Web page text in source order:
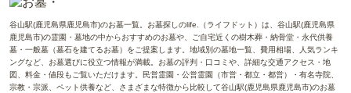
谷山駅(鹿児島県鹿児島市)のお墓一覧。お墓探しのlife.（ライフドット）は、谷山駅(鹿児島県
鹿児島市)の霊園・墓地の中からおすすめのお墓や、ご自宅近くの樹木葬・納骨堂・永代供養
墓・一般墓（墓石を建てるお墓）をご提案します。地域別の墓地一覧、費用相場、人気ランキ
ングなど、お墓選びに役立つ情報が満載。お墓の評判・口コミや、詳細な交通アクセス・地
図、料金・値段もご覧いただけます。民営霊園・公営霊園（市営・都立・都営）・有名寺院、
宗教・宗派、ペット供養など、さまざまな特徴から比較して谷山駅(鹿児島県鹿児島市)のお墓